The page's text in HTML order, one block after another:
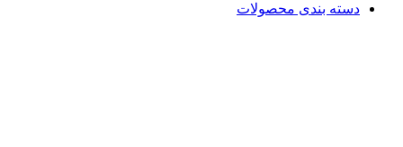
دسته بندی محصولات